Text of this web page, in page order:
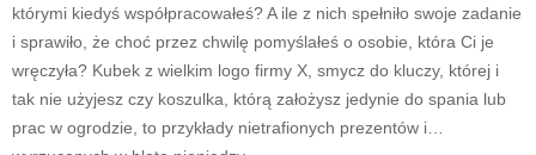
którymi kiedyś współpracowałeś? A ile z nich spełniło swoje zadanie
i sprawiło, że choć przez chwilę pomyślałeś o osobie, która Ci je
wręczyła? Kubek z wielkim logo firmy X, smycz do kluczy, której i
tak nie użyjesz czy koszulka, którą założysz jedynie do spania lub
prac w ogrodzie, to przykłady nietrafionych prezentów i…